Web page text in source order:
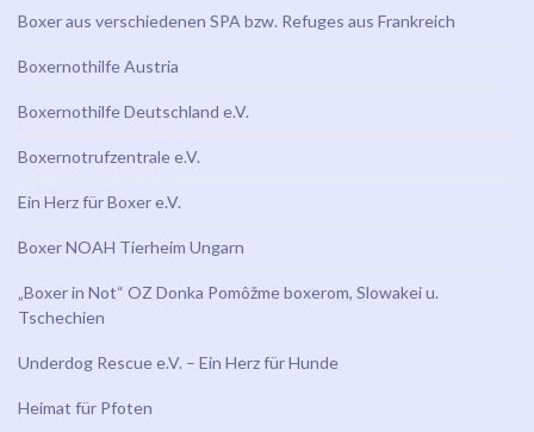
Boxer aus verschiedenen SPA bzw. Refuges aus Frankreich
Boxernothilfe Austria
Boxernothilfe Deutschland e.V.
Boxernotrufzentrale e.V.
Ein Herz für Boxer e.V.
Boxer NOAH Tierheim Ungarn
„Boxer in Not“ OZ Donka Pomôžme boxerom, Slowakei u.
Tschechien
Underdog Rescue e.V. – Ein Herz für Hunde
Heimat für Pfoten